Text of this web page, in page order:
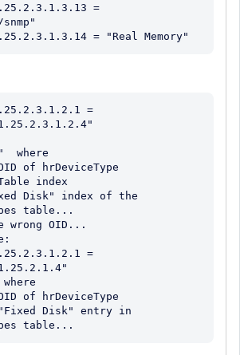
=
=
table...
wrong OID...
=